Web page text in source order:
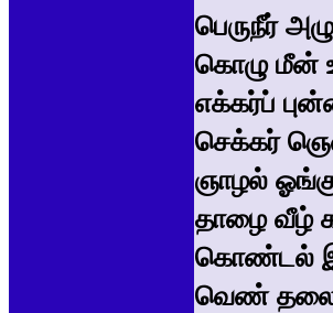
பெருநீர்
கொழு மீன்
எக்கர்ப்
செக்கர்
ஞாழல்
தாழை வீழ்
கொண்டல்
வெண்